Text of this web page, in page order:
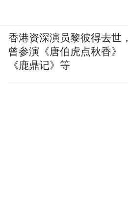
香港资深演员黎彼得去世，
曾参演《唐伯虎点秋香》
《鹿鼎记》等